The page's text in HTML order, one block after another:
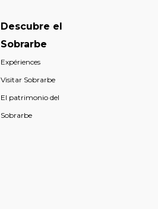
Descubre el
Sobrarbe
Expériences
Visitar Sobrarbe
El patrimonio del
Sobrarbe